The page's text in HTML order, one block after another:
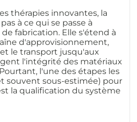
thérapies innovantes, la
à ce qui se passe à
fabrication. Elle s'étend à
d'approvisionnement,
le transport jusqu'aux
l'intégrité des matériaux
l'une des étapes les
souvent sous-estimée) pour
la qualification du système